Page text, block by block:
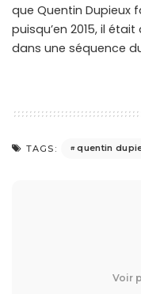
que Quentin Dupieux
puisqu’en 2015, il
dans une séquence
TAGS: quentin
Voir